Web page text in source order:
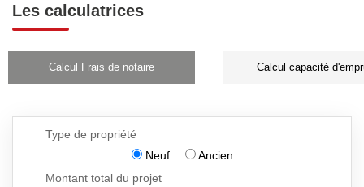
Les calculatrices
Calcul Frais de notaire Calcul capacité